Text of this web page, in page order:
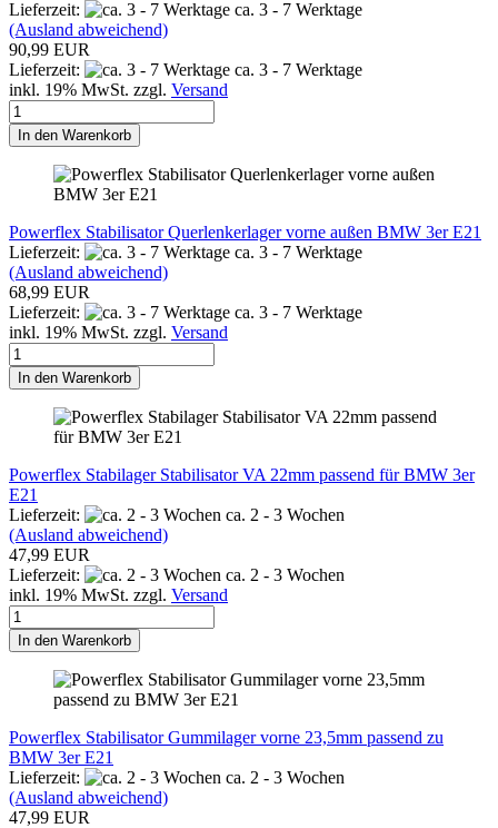
Lieferzeit:
ca. 3 - 7 Werktage
(Ausland abweichend)
90,99 EUR
Lieferzeit:
ca. 3 - 7 Werktage
inkl. 19% MwSt. zzgl. Versand
In den Warenkorb
Powerflex Stabilisator Querlenkerlager vorne außen BMW 3er E21
Lieferzeit:
ca. 3 - 7 Werktage
(Ausland abweichend)
68,99 EUR
Lieferzeit:
ca. 3 - 7 Werktage
inkl. 19% MwSt. zzgl. Versand
In den Warenkorb
Powerflex Stabilager Stabilisator VA 22mm passend für BMW 3er
E21
Lieferzeit:
ca. 2 - 3 Wochen
(Ausland abweichend)
47,99 EUR
Lieferzeit:
ca. 2 - 3 Wochen
inkl. 19% MwSt. zzgl. Versand
In den Warenkorb
Powerflex Stabilisator Gummilager vorne 23,5mm passend zu
BMW 3er E21
Lieferzeit:
ca. 2 - 3 Wochen
(Ausland abweichend)
47,99 EUR